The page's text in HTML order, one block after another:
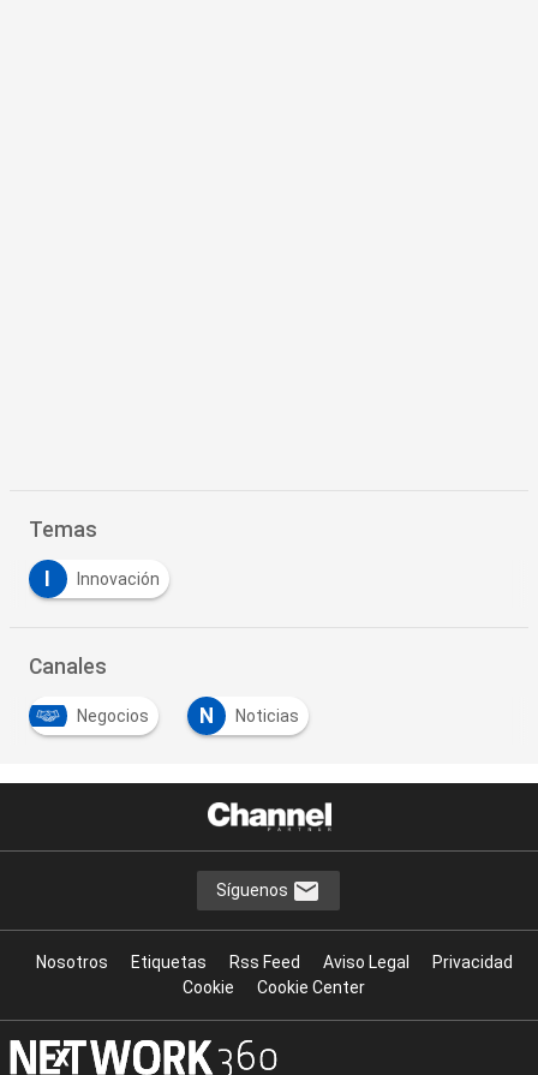
Temas
Innovación
Canales
Negocios N Noticias
Síguenos
Nosotros Etiquetas Rss Feed Aviso Legal
Privacidad
Cookie
Cookie Center